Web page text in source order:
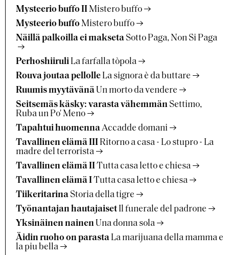
Mysteerio buffo IIMistero buffo
Mysteerio buffoMistero buffo
Näillä palkoilla ei maksetaSotto Paga, Non Si Paga
Perhoshiiruli La farfalla tòpola
Rouva joutaa pellolle La signora è da buttare
Ruumis myytävänä Un morto da vendere
Seitsemäs käsky: varasta vähemmänSettimo,
Ruba un Po' Meno
Tapahtui huomennaAccadde domani
Tavallinen elämä III Ritorno a casa - Lo stupro - La
madre del terrorista
Tavallinen elämä IITutta casa letto e chiesa
Tavallinen elämä ITutta casa letto e chiesa
TiikeritarinaStoria della tigre
Työnantajan hautajaiset Il funerale del padrone
Yksinäinen nainen Una donna sola
Äidin ruoho on parasta La marijuana della mamma e
la piu bella